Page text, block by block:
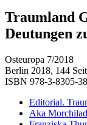
Traumland
Deutungen
Osteuropa 7/2018
Berlin 2018, 144
ISBN 978-3-8305-
Editorial.
Aka